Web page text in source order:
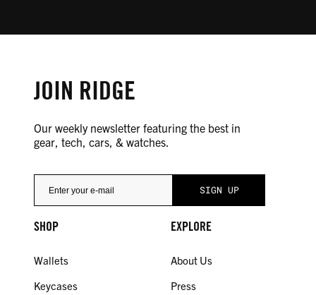
JOIN RIDGE
Our weekly newsletter featuring the best in
gear, tech, cars, & watches.
SHOP
Wallets
Keycases
EXPLORE
About Us
Press